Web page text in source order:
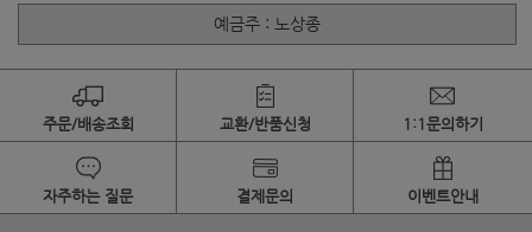
예금주 : 노상종
주문/배송조회 교환/반품신청 1:1문의하기
자주하는 질문 결제문의 이벤트안내